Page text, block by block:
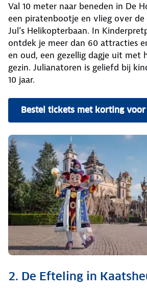
Val 10 meter naar beneden in De
een piratenbootje en vlieg over
Jul’s Helikopterbaan. In
ontdek je meer dan 60 attracties
en oud, een gezellig dagje uit met
gezin. Julianatoren is geliefd bij
10 jaar.
Bestel tickets met korting
2. De Efteling in